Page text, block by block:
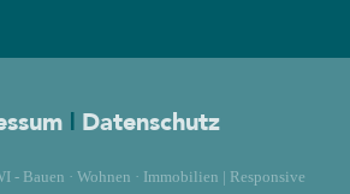
| Datenschutz
- Bauen · Wohnen · Immobilien | Responsive